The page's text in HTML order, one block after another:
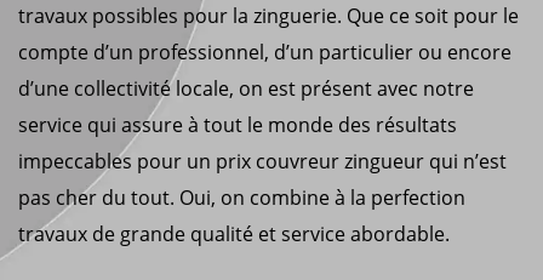
travaux possibles pour la zinguerie. Que ce soit pour le
compte d’un professionnel, d’un particulier ou encore
d’une collectivité locale, on est présent avec notre
service qui assure à tout le monde des résultats
impeccables pour un prix couvreur zingueur qui n’est
pas cher du tout. Oui, on combine à la perfection
travaux de grande qualité et service abordable.